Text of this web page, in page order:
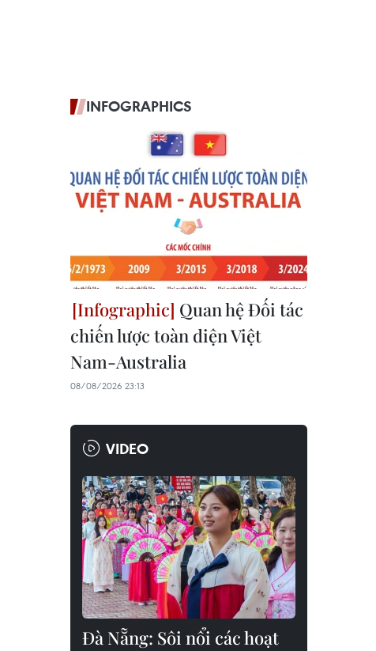
INFOGRAPHICS
Quan hệ Đối tác
chiến lược toàn diện Việt
Nam-Australia
08/08/2026 23:13
VIDEO
Đà Nẵng: Sôi nổi các hoạt